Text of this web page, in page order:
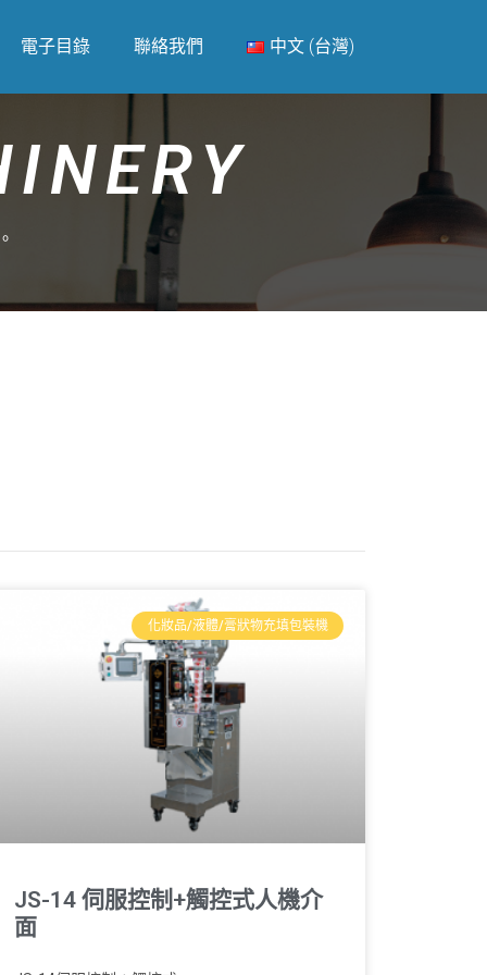
電子目錄 聯絡我們 中文 (台灣)
化妝品/液體/膏狀物充填包裝機
JS-14 伺服控制+觸控式人機介
面